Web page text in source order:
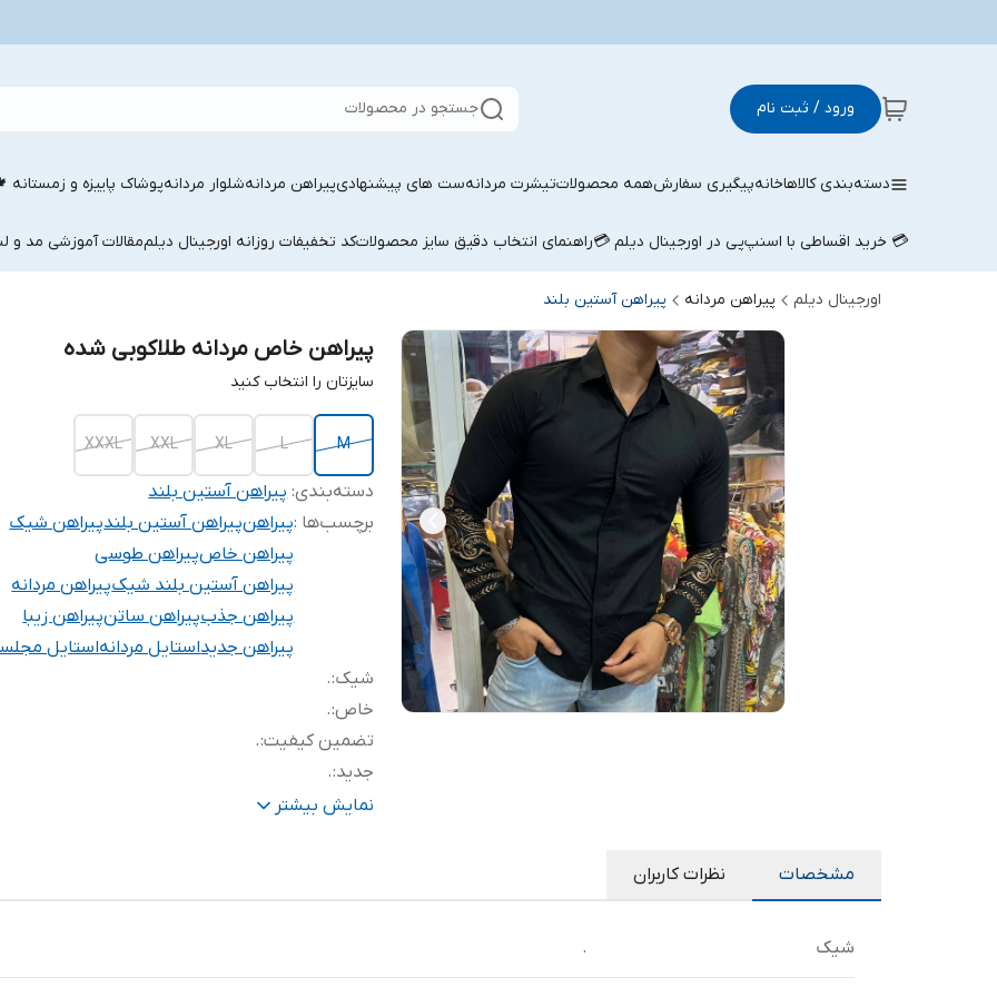
ورود / ثبت نام جستجو در محصولات
دسته‌بندی کالاهاخانهپیگیری سفارشهمه محصولاتتیشرت مردانهست های پیشنهادیپیراهن مردانهشلوار مردانهپوشاک پاییزه و زمستانه
💳 خرید اقساطی با اسنپ‌پی در اورجینال دیلم 💳راهنمای انتخاب دقیق سایز محصولاتکد تخفیفات روزانه اورجینال دیلممقالات آموزشی مد و
اورجینال دیلم پیراهن مردانه پیراهن آستین بلند
پیراهن خاص مردانه طلاکوبی شده
سایزتان را انتخاب کنید
M
L
XL
XXL
XXXL
دسته‌بندی:پیراهن آستین بلند
برچسب‌ها :پیراهنپیراهن آستین بلندپیراهن شیک
پیراهن خاصپیراهن طوسی
پیراهن آستین بلند شیکپیراهن مردانه
پیراهن جذبپیراهن ساتنپیراهن زیبا
پیراهن جدیداستایل مردانهاستایل
شیک:
.
خاص:
.
تضمین کیفیت:
.
جدید:
.
اسپورت و مجلسی
نمایش بیشتر
مشخصات نظرات کاربران
شیک .